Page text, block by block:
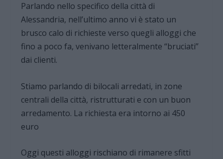
Parlando nello specifico della città di
Alessandria, nell’ultimo anno vi è stato un
brusco calo di richieste verso quegli alloggi che
fino a poco fa, venivano letteralmente “bruciati”
dai clienti.
Stiamo parlando di bilocali arredati, in zone
centrali della città, ristrutturati e con un buon
arredamento. La richiesta era intorno ai 450
euro
Oggi questi alloggi rischiano di rimanere sfitti